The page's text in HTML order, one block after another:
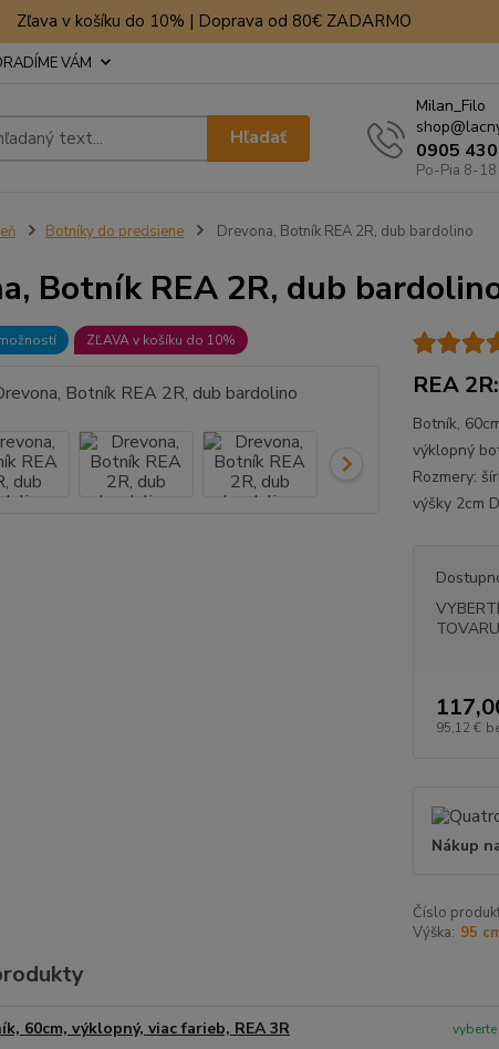
Zľava v košíku do 10% | Doprava od 80€ ZADARMO
VÁM
Hľadať
Milan_Filo
0905
Po-Pia 8-18
Botníky do predsiene Drevona, Botník REA 2R, dub bardolino
Botník REA 2R, dub
ZĽAVA v košíku do 10%
REA
Botník,
výklopný
Rozmery:
výšky 2cm
TOVARU
95,12 €
Nákup
Číslo
Výška: 95
60cm, výklopný, viac farieb, REA 3R